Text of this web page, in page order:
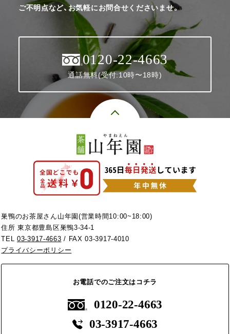
ご不明点など、お気軽にお問合せくださいませ。
0120-22-4663
通話無料(受付:10時〜18時)
巣鴨のお茶屋さん山年園(営業時間10:00~18:00)
住所 東京都豊島区巣鴨3-34-1
TEL03-3917-4663 / FAX 03-3917-4010
プライバシーポリシー
お電話でのご注文はコチラ
0120-22-4663
03-3917-4663